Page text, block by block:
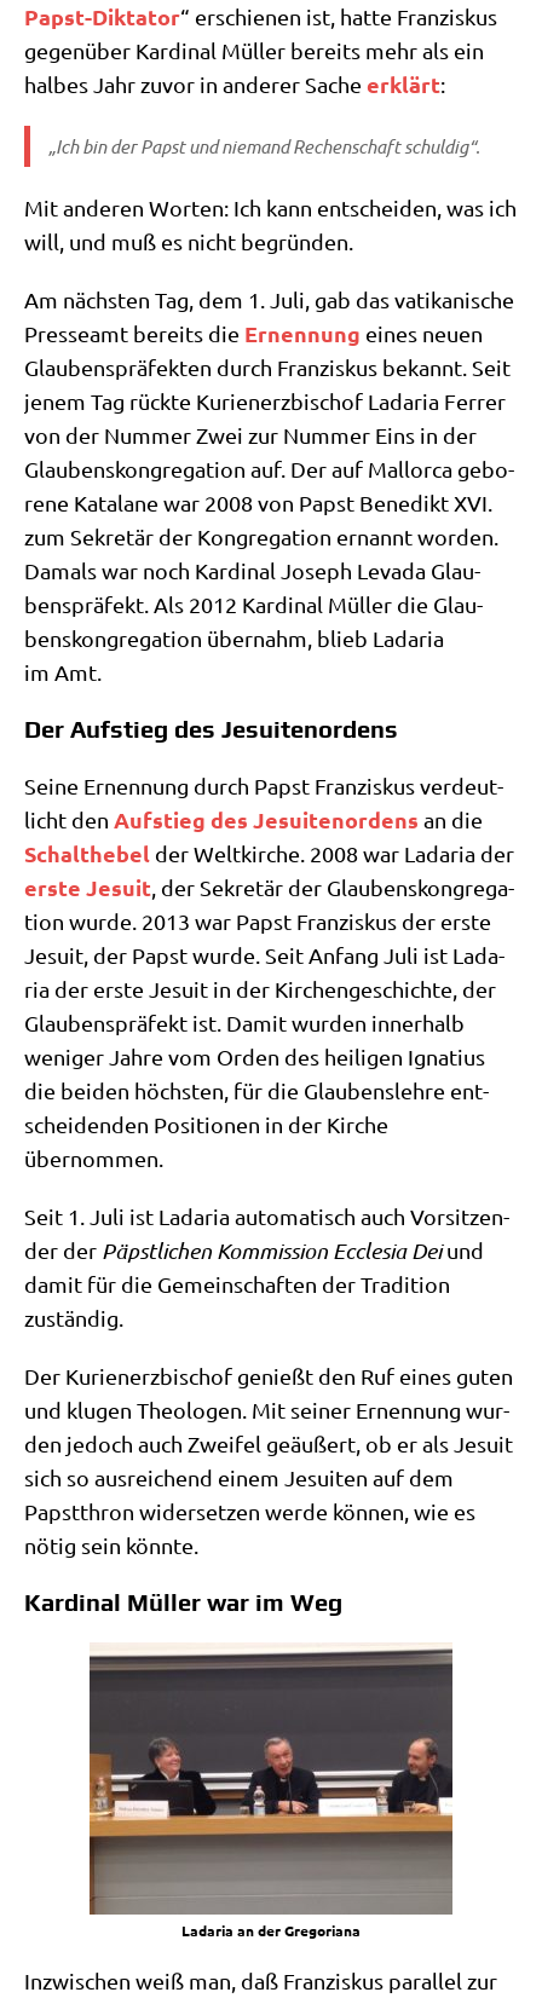
Papst-Dik­ta­tor“ erschie­nen ist, hat­te Fran­zis­kus
gegen­über Kar­di­nal Mül­ler bereits mehr als ein
hal­bes Jahr zuvor in ande­rer Sache erklärt:
„Ich bin der Papst und nie­mand Rechen­schaft schuldig“.
Mit ande­ren Wor­ten: Ich kann ent­schei­den, was ich
will, und muß es nicht begründen.
Am näch­sten Tag, dem 1. Juli, gab das vati­ka­ni­sche
Pres­se­amt bereits die Ernen­nung eines neu­en
Glau­bens­prä­fek­ten durch Fran­zis­kus bekannt. Seit
jenem Tag rück­te Kuri­en­erz­bi­schof Lada­ria Fer­rer
von der Num­mer Zwei zur Num­mer Eins in der
Glau­bens­kon­gre­ga­ti­on auf. Der auf Mal­lor­ca gebo­
re­ne Kata­la­ne war 2008 von Papst Bene­dikt XVI.
zum Sekre­tär der Kon­gre­ga­ti­on ernannt wor­den.
Damals war noch Kar­di­nal Joseph Leva­da Glau­
bens­prä­fekt. Als 2012 Kar­di­nal Mül­ler die Glau­
bens­kon­gre­ga­ti­on über­nahm, blieb Lada­ria
im Amt.
Der Aufstieg des Jesuitenordens
Sei­ne Ernen­nung durch Papst Fran­zis­kus ver­deut­
licht den Auf­stieg des Jesui­ten­or­dens an die
Schalt­he­bel der Welt­kir­che. 2008 war Lada­ria der
erste Jesu­it , der Sekre­tär der Glau­bens­kon­gre­ga­
ti­on wur­de. 2013 war Papst Fran­zis­kus der erste
Jesu­it, der Papst wur­de. Seit Anfang Juli ist Lada­
ria der erste Jesu­it in der Kir­chen­ge­schich­te, der
Glau­bens­prä­fekt ist. Damit wur­den inner­halb
weni­ger Jah­re vom Orden des hei­li­gen Igna­ti­us
die bei­den höch­sten, für die Glau­bens­leh­re ent­
schei­den­den Posi­tio­nen in der Kir­che
übernommen.
Seit 1. Juli ist Lada­ria auto­ma­tisch auch Vor­sit­zen­
der der Päpst­li­chen Kom­mis­si­on Eccle­sia Deiund
damit für die Gemein­schaf­ten der Tra­di­ti­on
zuständig.
Der Kuri­en­erz­bi­schof genießt den Ruf eines guten
und klu­gen Theo­lo­gen. Mit sei­ner Ernen­nung wur­
den jedoch auch Zwei­fel geäu­ßert, ob er als Jesu­it
sich so aus­rei­chend einem Jesui­ten auf dem
Papst­thron wider­set­zen wer­de kön­nen, wie es
nötig sein könnte.
Kardinal Müller war im Weg
Lada­ria an der Gregoriana
Inzwi­schen weiß man, daß Fran­zis­kus par­al­lel zur